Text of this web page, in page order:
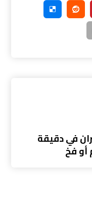
في دقيقة
فخ